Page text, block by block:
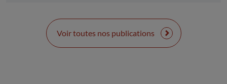
Voir toutes nos publications